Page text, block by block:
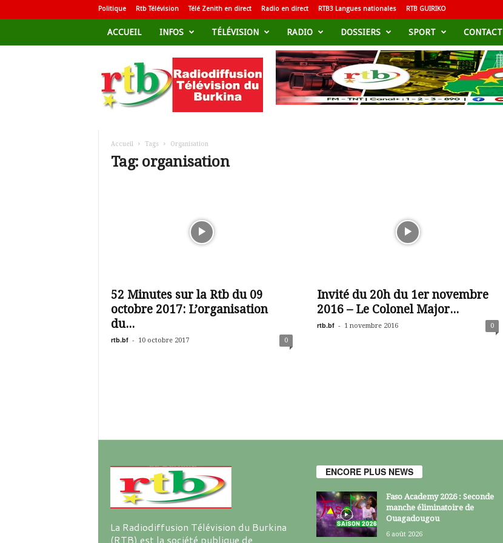
Politique Rtb Télévision Télé Zenith en direct Radio en direct RTB3 Langues nationales RTB GUIRIKO
ACCUEIL INFOS TÉLÉVISION RADIO DOSSIERS SPORT CONTACT
d
i
i
Accueil Tags Organisation
Tag: organisation
52 Minutes sur la Rtb du 09
octobre 2017: L’organisation
du...
rtb.bf - 10 octobre 2017 0
Invité du 20h du 1er novembre
2016 – Le Colonel Major...
rtb.bf - 1 novembre 2016 0
La Radiodiffusion Télévision du Burkina
(RTB) est la société publique de
ENCORE PLUS NEWS
Faso Academy 2026 : Seconde
manche éliminatoire de
Ouagadougou
6 août 2026